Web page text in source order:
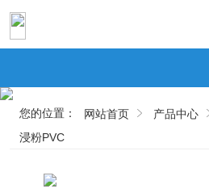
您的位置： 网站首页 产品中心
浸粉PVC